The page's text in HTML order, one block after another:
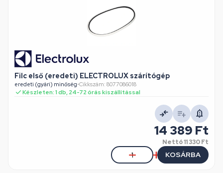
Filc első (eredeti) ELECTROLUX szárítógép
eredeti (gyári) minőség•Cikkszám: 8077086018
Készleten: 1 db, 24-72 órás kiszállítással
14 389 Ft
Nettó11 330 Ft
KOSÁRBA